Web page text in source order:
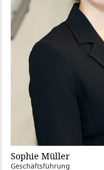
Sophie Müller
Geschäftsführung